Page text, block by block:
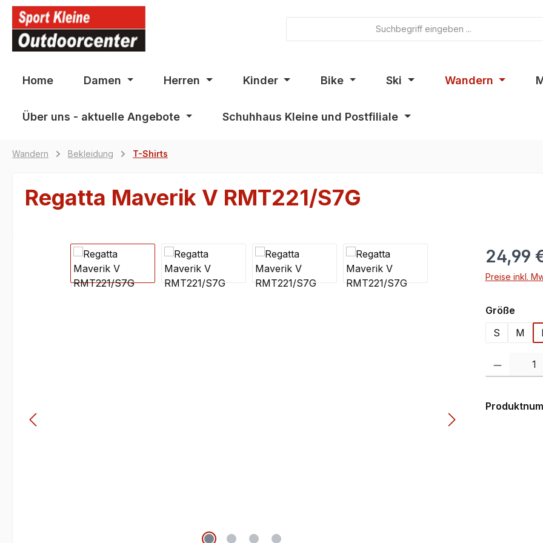
Zur Hauptnavigation springen
Home Damen Herren Kinder Bike Ski Wandern
Über uns - aktuelle Angebote Schuhhaus Kleine und Postfiliale
Wandern Bekleidung T-Shirts
Regatta Maverik V RMT221/S7G
Bildergalerie überspringen 24,99
Preise inkl.
Größe
S
M